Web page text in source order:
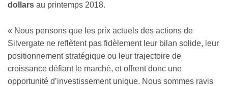
dollars au printemps 2018.
« Nous pensons que les prix actuels des actions de
Silvergate ne reflètent pas fidèlement leur bilan solide, leur
positionnement stratégique ou leur trajectoire de
croissance défiant le marché, et offrent donc une
opportunité d’investissement unique. Nous sommes ravis